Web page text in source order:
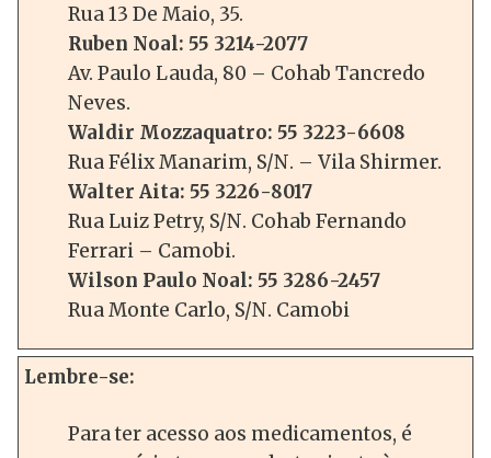
Rua 13 De Maio, 35.
Ruben Noal: 55 3214-2077
Av. Paulo Lauda, 80 – Cohab Tancredo
Neves.
Waldir Mozzaquatro: 55 3223-6608
Rua Félix Manarim, S/N. – Vila Shirmer.
Walter Aita: 55 3226-8017
Rua Luiz Petry, S/N. Cohab Fernando
Ferrari – Camobi.
Wilson Paulo Noal: 55 3286-2457
Rua Monte Carlo, S/N. Camobi
Lembre-se:
Para ter acesso aos medicamentos, é